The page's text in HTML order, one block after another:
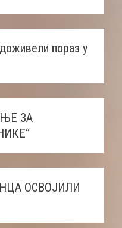
пораз у
ЗА
ОСВОЈИЛИ